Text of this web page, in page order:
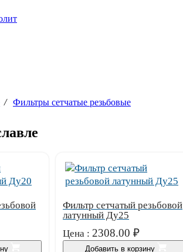
/ Фильтры сетчатые резьбовые
Фильтр сетчатый резьбовой
латунный Ду25
Цена : 2308.00 ₽
Добавить в корзину